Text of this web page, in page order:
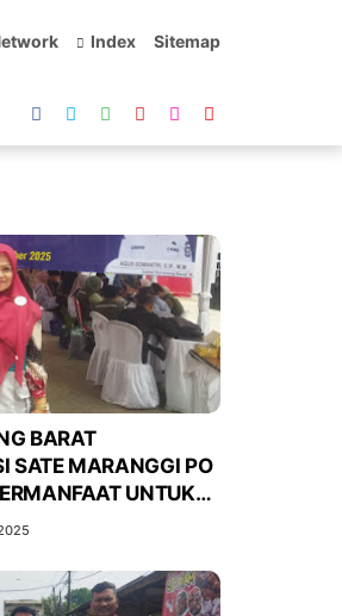
Index Sitemap
BARAT
SATE MARANGGI PO
UNTUK
GIZI DI POS GIZI
WILAYAH